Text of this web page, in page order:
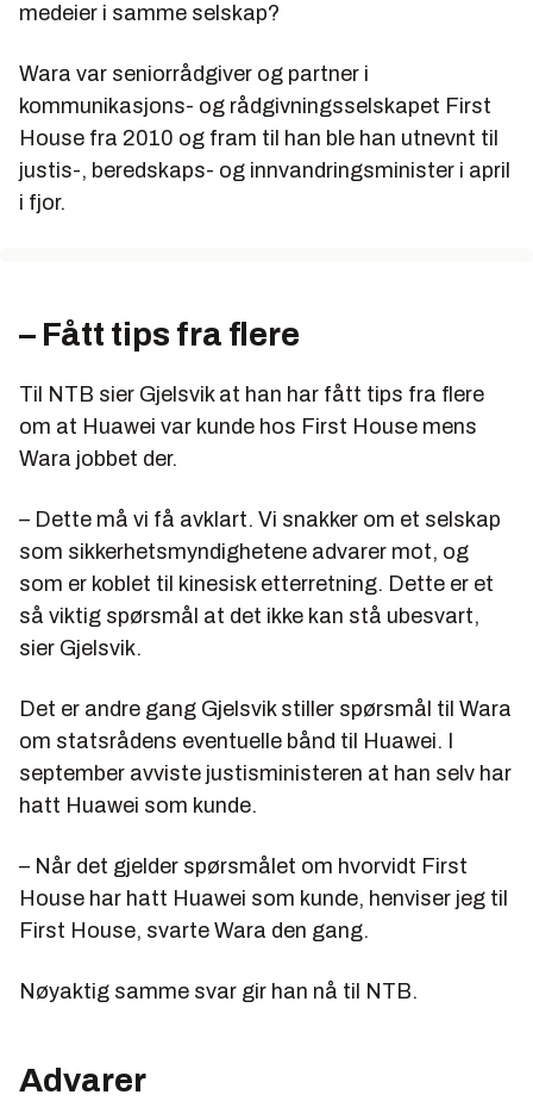
medeier i samme selskap?
Wara var seniorrådgiver og partner i
kommunikasjons- og rådgivningsselskapet First
House fra 2010 og fram til han ble han utnevnt til
justis-, beredskaps- og innvandringsminister i april
i fjor.
– Fått tips fra flere
Til NTB sier Gjelsvik at han har fått tips fra flere
om at Huawei var kunde hos First House mens
Wara jobbet der.
– Dette må vi få avklart. Vi snakker om et selskap
som sikkerhetsmyndighetene advarer mot, og
som er koblet til kinesisk etterretning. Dette er et
så viktig spørsmål at det ikke kan stå ubesvart,
sier Gjelsvik.
Det er andre gang Gjelsvik stiller spørsmål til Wara
om statsrådens eventuelle bånd til Huawei. I
september avviste justisministeren at han selv har
hatt Huawei som kunde.
– Når det gjelder spørsmålet om hvorvidt First
House har hatt Huawei som kunde, henviser jeg til
First House, svarte Wara den gang.
Nøyaktig samme svar gir han nå til NTB.
Advarer